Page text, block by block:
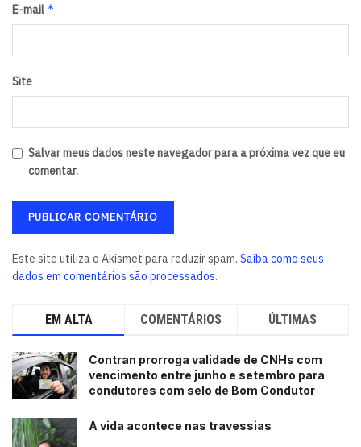
E-mail *
Site
Salvar meus dados neste navegador para a próxima vez que eu
comentar.
Este site utiliza o Akismet para reduzir spam. Saiba como seus
dados em comentários são processados.
EM ALTA COMENTÁRIOS ÚLTIMAS
Contran prorroga validade de CNHs com
vencimento entre junho e setembro para
condutores com selo de Bom Condutor
A vida acontece nas travessias